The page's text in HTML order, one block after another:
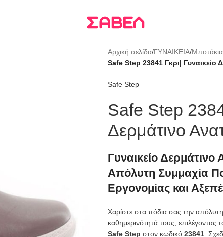
Αρχική σελίδα/ΓΥΝΑΙΚΕΙΑ/Μποτάκια
Safe Step 23841 Γκρι| Γυναικείο
Safe Step
Safe Step
Δερμάτινο
Γυναικείο
Απόλυτη Συμμαχία
Εργονομίας και
Χαρίστε στα πόδια σας την απόλυτη
καθημερινότητά τους, επιλέγοντας
Safe Step στον κωδικό 23841.